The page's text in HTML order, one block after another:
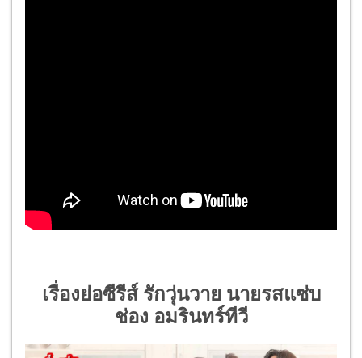
เรื่องย่อซีรีส์ รักวุ่นวาย นายรสแซ่บ
ช่อง อมรินทร์ทีวี